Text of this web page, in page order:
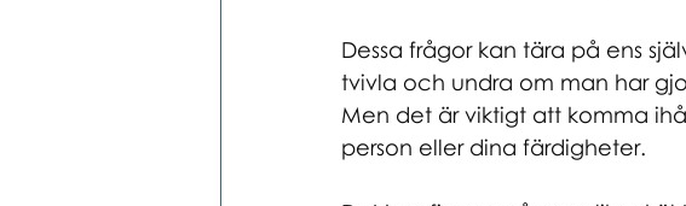
Dessa frågor kan tära på ens
tvivla och undra om man har
Men det är viktigt att komma
person eller dina färdigheter.